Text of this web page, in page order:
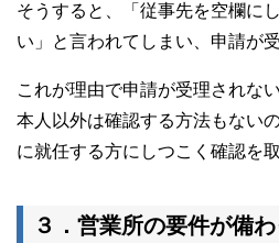
そうすると、「従事先を空欄に
い」と言われてしまい、申請が
これが理由で申請が受理されな
本人以外は確認する方法もない
に就任する方にしつこく確認を
３．営業所の要件が備